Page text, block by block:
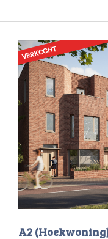
VERKOCHT
A2